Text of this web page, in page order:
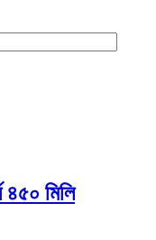
৪৫০ মিলি